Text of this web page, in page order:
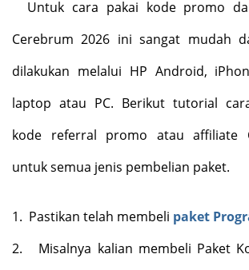
Untuk cara pakai kode promo
Cerebrum 2026 ini sangat mudah
dilakukan melalui HP Android,
laptop atau PC. Berikut tutorial
kode referral promo atau affiliate
untuk semua jenis pembelian paket.
1. Pastikan telah membeli paket
2.
Misalnya kalian membeli Paket